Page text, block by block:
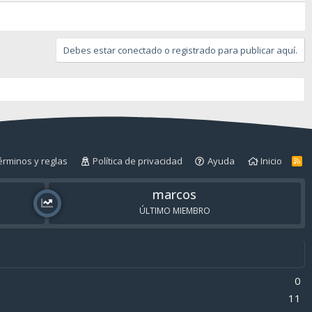
Debes estar conectado o registrado para publicar aquí.
y reglas Política de privacidad Ayuda Inicio
R
marcos
ÚLTIMO MIEMBRO
0
11